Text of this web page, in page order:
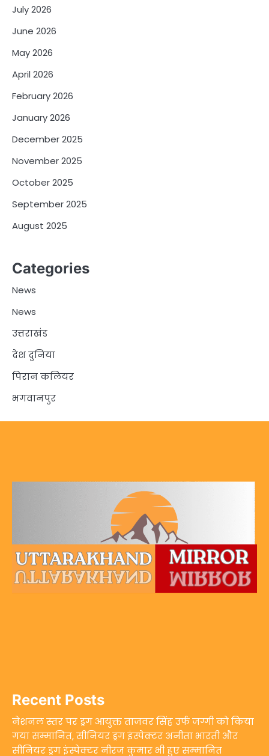
July 2026
June 2026
May 2026
April 2026
February 2026
January 2026
December 2025
November 2025
October 2025
September 2025
August 2025
Categories
News
News
उत्तराखंड
देश दुनिया
पिरान कलियर
भगवानपुर
Recent Posts
नेशनल स्तर पर ड्रग आयुक्त ताजवर सिंह उर्फ जग्गी को किया
गया सम्मानित, सीनियर ड्रग इंस्पेक्टर अनीता भारती और
सीनियर ड्रग इंस्पेक्टर नीरज कुमार भी हुए सम्मानित